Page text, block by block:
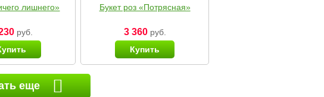
лишнего»
руб.
Букет роз «Потрясная»
3 360руб.
Купить
еще